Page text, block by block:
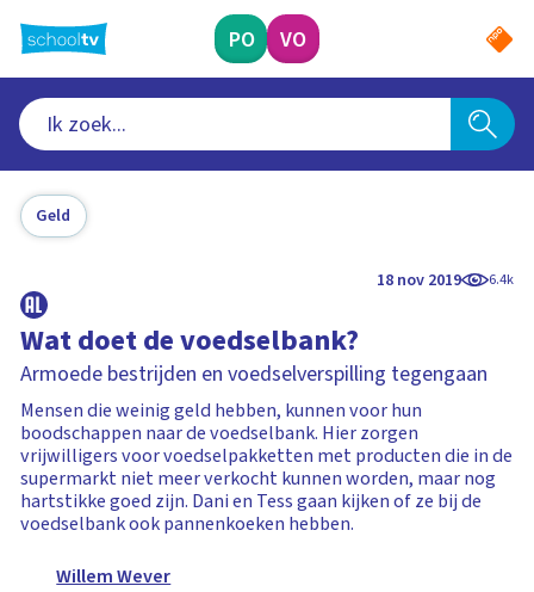
naar
hoofdinhoud
PO VO
Geld
18 nov 2019 6.4k
Wat doet de voedselbank?
Armoede bestrijden en voedselverspilling tegengaan
Mensen die weinig geld hebben, kunnen voor hun
boodschappen naar de voedselbank. Hier zorgen
vrijwilligers voor voedselpakketten met producten die in de
supermarkt niet meer verkocht kunnen worden, maar nog
hartstikke goed zijn. Dani en Tess gaan kijken of ze bij de
voedselbank ook pannenkoeken hebben.
Willem Wever